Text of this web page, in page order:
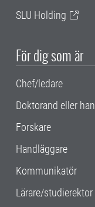
SLU Holding
För dig som är
Chef/ledare
Doktorand eller
Forskare
Handläggare
Kommunikatör
Lärare/studierektor